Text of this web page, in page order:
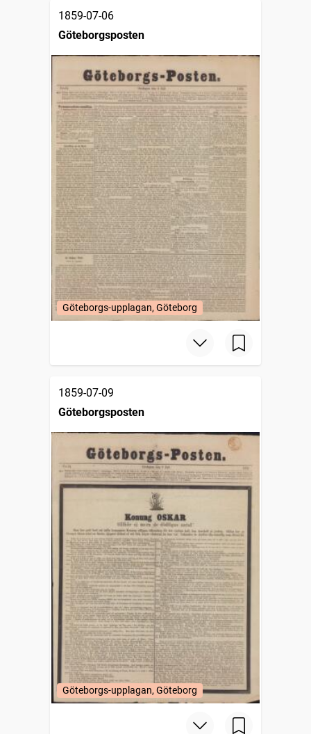
1859-07-06
Göteborgsposten
Göteborgs-upplagan, Göteborg
1859-07-09
Göteborgsposten
Göteborgs-upplagan, Göteborg